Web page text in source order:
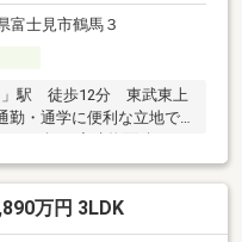
富士見市鶴馬３
」駅 徒歩12分 東武東上
・通学に便利な立地で
（車種による） 駐車場
安心◆北側公道5.3ｍに接
なっております◆全居室
万円 3LDK